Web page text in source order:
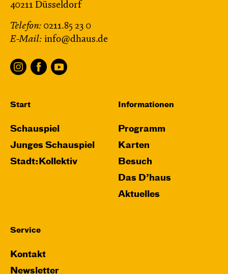
40211 Düsseldorf
Telefon: 0211.85 23 0
E-Mail: info@dhaus.de
Start
Schauspiel
Junges Schauspiel
Stadt:Kollektiv
Informationen
Programm
Karten
Besuch
Das D’haus
Aktuelles
Service
Kontakt
Newsletter